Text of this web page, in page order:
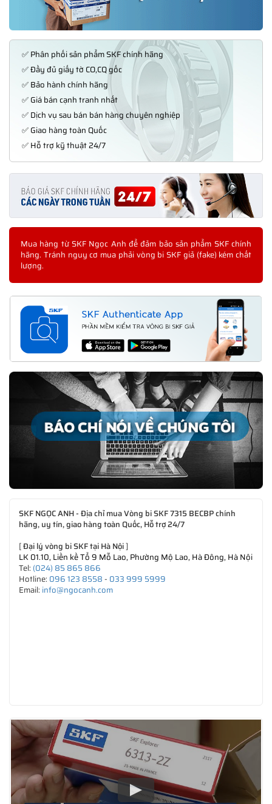
✅ Phân phối sản phẩm SKF chính hãng
✅ Đầy đủ giấy tờ CO,CQ gốc
✅ Bảo hành chính hãng
✅ Giá bán cạnh tranh nhất
✅ Dịch vụ sau bán bán hàng chuyên nghiệp
✅ Giao hàng toàn Quốc
✅ Hỗ trợ kỹ thuật 24/7
Mua hàng từ SKF Ngọc Anh để đảm bảo sản phẩm SKF chính
hãng. Tránh nguy cơ mua phải vòng bi SKF giả (fake) kém chất
lượng.
SKF NGỌC ANH - Địa chỉ mua Vòng bi SKF 7315 BECBP chính
hãng, uy tín, giao hàng toàn Quốc, Hỗ trợ 24/7
[Đại lý vòng bi SKF tại Hà Nội]
LK 01.10, Liền kề Tổ 9 Mỗ Lao, Phường Mộ Lao, Hà Đông, Hà Nội
Tel: (024) 85 865 866
Hotline: 096 123 8558- 033 999 5999
Email: info@ngocanh.com